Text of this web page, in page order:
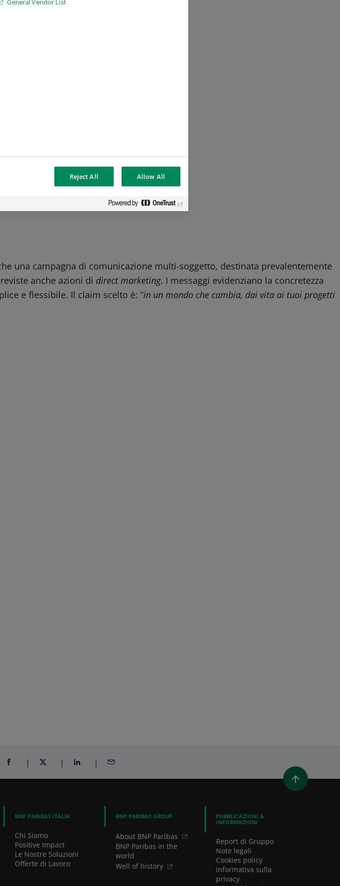
una campagna di comunicazione multi-soggetto, destinata prevalentemente
anche azioni di direct marketing. I messaggi evidenziano la concretezza
e flessibile. Il claim scelto è: “in un mondo che cambia, dai vita ai tuoi progetti
CONDIVIDI SU FACEBOOK
CONDIVIDI SU TWITTER
CONDIVIDI SU LINKEDIN
CONDIVIDI TRAMITE EMAIL
BNP PARIBAS ITALIA
Chi Siamo
Positive Impact
Le Nostre Soluzioni
Offerte di Lavoro
BNP PARIBAS GROUP
About BNP Paribas
BNP Paribas in the
world
Well of history
PUBBLICAZIONI &
INFORMAZIONI
Report di Gruppo
Note legali
Cookies policy
Informativa sulla
privacy
General Vendor List
Reject All Allow All